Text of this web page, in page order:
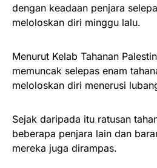
dengan keadaan penjara
meloloskan diri minggu lalu.
Menurut Kelab Tahanan
memuncak selepas enam
meloloskan diri menerusi
Sejak daripada itu ratusan
beberapa penjara lain dan
mereka juga dirampas.